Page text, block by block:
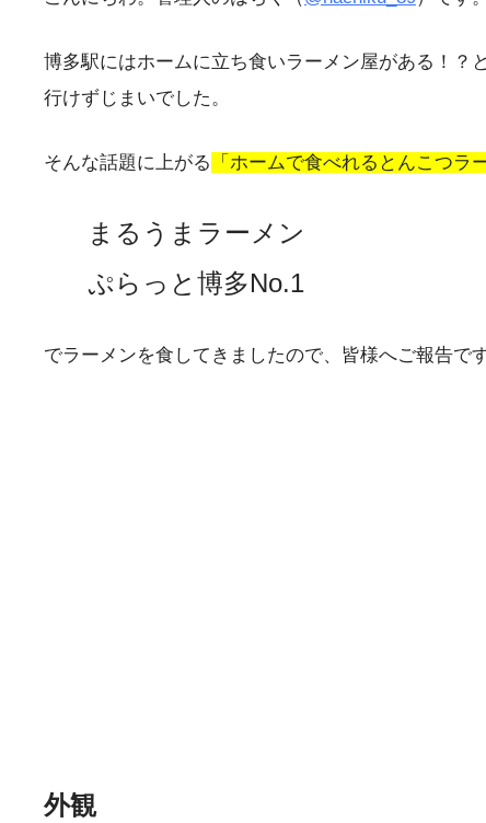
博多駅にはホームに立ち食いラーメン屋がある！？
行けずじまいでした。
そんな話題に上がる 「ホームで食べれるとんこつラ
まるうまラーメン
ぷらっと博多No.1
でラーメンを食してきましたので、皆様へご報告です
外観